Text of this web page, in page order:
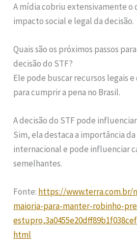
A mídia cobriu extensivamente o
impacto social e legal da decisão.
Quais são os próximos passos
decisão do STF?
Ele pode buscar recursos legais
para cumprir a pena no Brasil.
A decisão do STF pode
Sim, ela destaca a importância da
internacional e pode influenciar
semelhantes.
Fonte: https://www.terra.com.br/
maioria-para-manter-robinho-
html